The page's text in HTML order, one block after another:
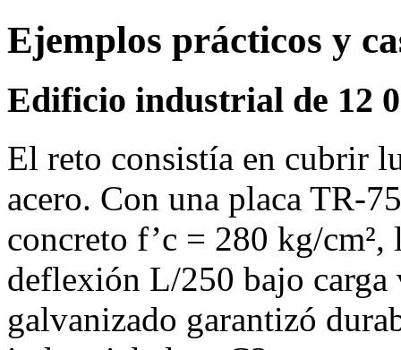
Ejemplos prácticos y
Edificio industrial de 12
El reto consistía en cubrir
acero. Con una placa
concreto f’c = 280 kg/
deflexión L/250 bajo carga
galvanizado garantizó